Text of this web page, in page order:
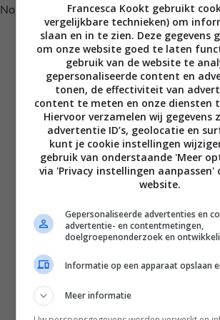
No posts found.
Disclaimer
Contact
Instagram
Facebook
Pinterest
Home
Francesca Kookt gebruikt
vergelijkbare technieken) om
slaan en in te zien. Deze gegevens
om onze website goed te laten
gebruik van de website te
gepersonaliseerde content en
tonen, de effectiviteit van
content te meten en onze diensten
Hiervoor verzamelen wij gegevens
advertentie ID’s, geolocatie en
kunt je cookie instellingen
gebruik van onderstaande 'Meer
via 'Privacy instellingen aanpassen'
website.
Gepersonaliseerde advertenties en
advertentie- en contentmetingen,
doelgroepenonderzoek en
Informatie op een apparaat opslaan
Meer informatie